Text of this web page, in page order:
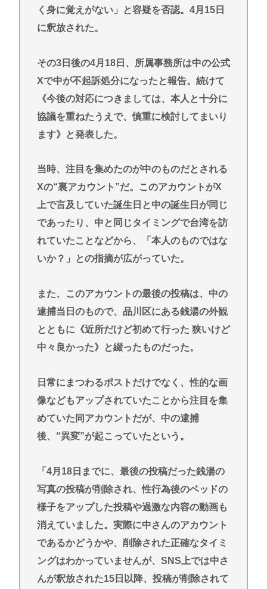
く身に覚えがない」と容疑を否認。4月15日
に釈放された。
その3日後の4月18日、所属事務所は中の公式
Xで中が不起訴処分になったと報告。続けて
《今後の対応につきましては、本人と十分に
協議を重ねたうえで、慎重に検討してまいり
ます》と発表した。
当時、注目を集めたのが中のものだとされる
Xの“裏アカウント”だ。このアカウントがX
上で言及していた誕生日と中の誕生日が同じ
であったり、中と同じタイミングで台湾を訪
れていたことなどから、「本人のものではな
いか？」との指摘が広がっていた。
また、このアカウントの最後の投稿は、中の
逮捕当日のもので、品川区にある銭湯の外観
とともに《近所だけど初めて行った 狭いけど
中々良かった》と綴ったものだった。
日常にまつわるポストだけでなく、性的な画
像などもアップされていたことから注目を集
めていた同アカウントだが、中の逮捕
後、“異変”が起こっていたという。
「4月18日までに、最後の投稿だった銭湯の
写真の投稿が削除され、性行為後のベッドの
様子をアップした投稿や過激な内容の動画も
消えていました。実際に中さんのアカウント
であるかどうかや、削除された正確なタイミ
ングはわかっていませんが、SNS上では中さ
んが釈放された15日以降、投稿が削除されて